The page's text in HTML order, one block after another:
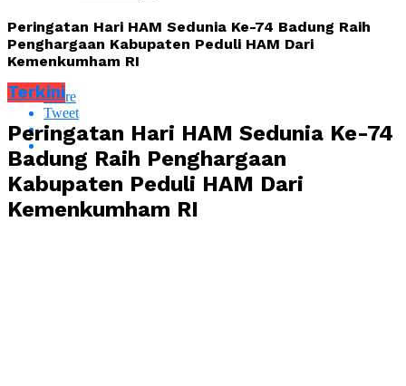
Peringatan Hari HAM Sedunia Ke-74 Badung Raih
Penghargaan Kabupaten Peduli HAM Dari
Kemenkumham RI
Share
Tweet
Terkini
Peringatan Hari HAM Sedunia Ke-74
Badung Raih Penghargaan
Kabupaten Peduli HAM Dari
Kemenkumham RI